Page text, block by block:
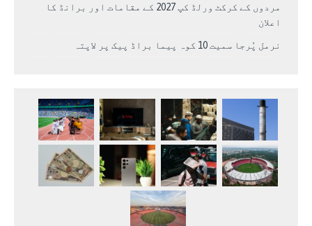
مردوں کے کرکٹ ورلڈ کپ 2027 کے مقامات اور برانڈ کا
اعلان
نرمل پُرجا سمیت 10 کوہ پیما براڈ پیک پر لاپتہ